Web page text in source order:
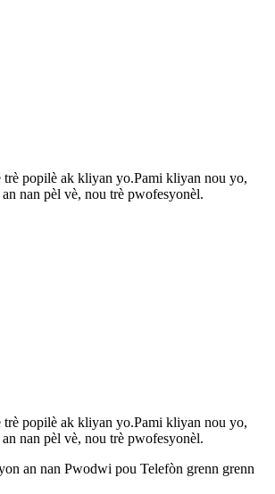
popilè ak kliyan yo.Pami kliyan nou yo,
nan pèl vè, nou trè pwofesyonèl.
popilè ak kliyan yo.Pami kliyan nou yo,
nan pèl vè, nou trè pwofesyonèl.
an nan Pwodwi pou Telefòn grenn grenn